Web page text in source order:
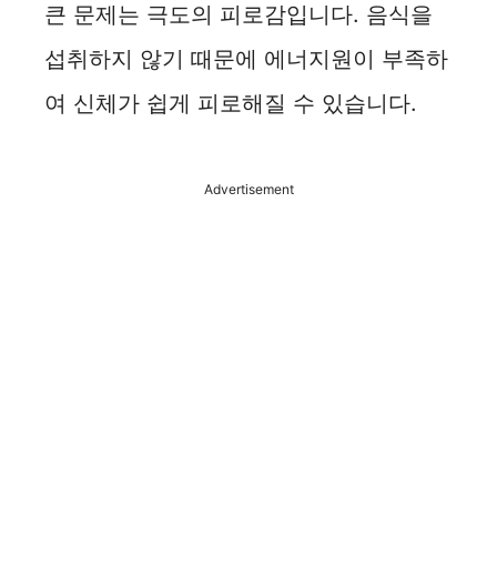
큰 문제는 극도의 피로감입니다. 음식을
섭취하지 않기 때문에 에너지원이 부족하
여 신체가 쉽게 피로해질 수 있습니다.
Advertisement